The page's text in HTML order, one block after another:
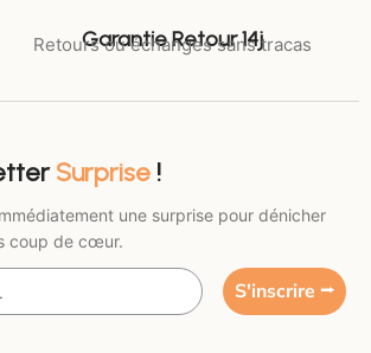
Garantie Retour 14j
Retours ou échanges sans tracas
Surprise !
une surprise pour dénicher
coup de cœur.
S'inscrire ⭢